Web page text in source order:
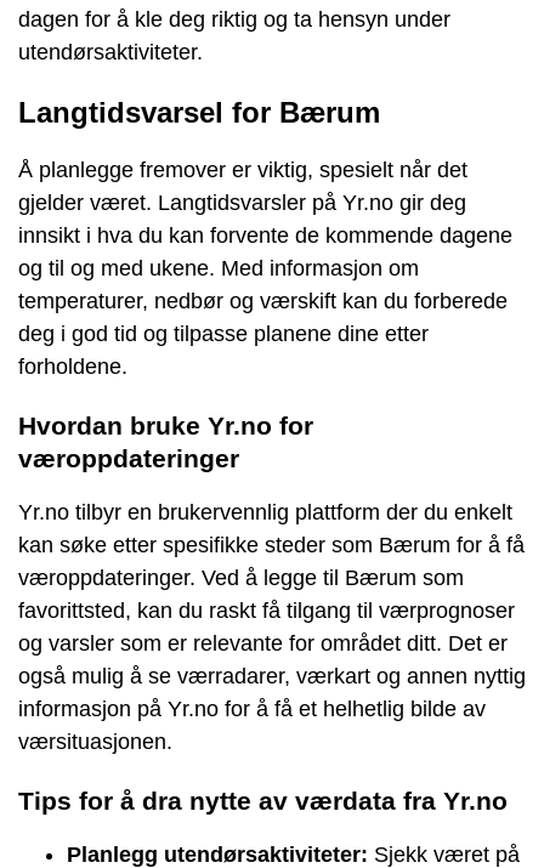
dagen for å kle deg riktig og ta hensyn under
utendørsaktiviteter.
Langtidsvarsel for Bærum
Å planlegge fremover er viktig, spesielt når det
gjelder været. Langtidsvarsler på Yr.no gir deg
innsikt i hva du kan forvente de kommende dagene
og til og med ukene. Med informasjon om
temperaturer, nedbør og værskift kan du forberede
deg i god tid og tilpasse planene dine etter
forholdene.
Hvordan bruke Yr.no for
væroppdateringer
Yr.no tilbyr en brukervennlig plattform der du enkelt
kan søke etter spesifikke steder som Bærum for å få
væroppdateringer. Ved å legge til Bærum som
favorittsted, kan du raskt få tilgang til værprognoser
og varsler som er relevante for området ditt. Det er
også mulig å se værradarer, værkart og annen nyttig
informasjon på Yr.no for å få et helhetlig bilde av
værsituasjonen.
Tips for å dra nytte av værdata fra Yr.no
Planlegg utendørsaktiviteter: Sjekk været på